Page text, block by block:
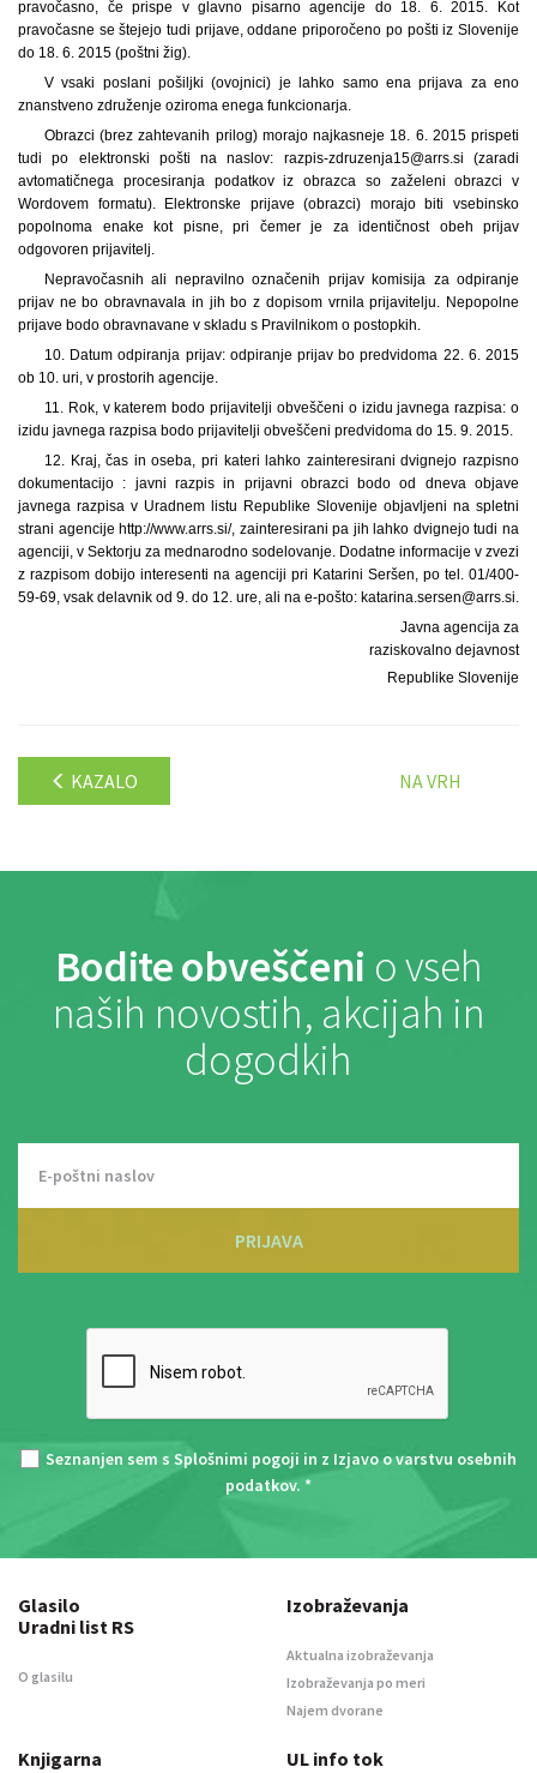
pravočasno, če prispe v glavno pisarno agencije do 18. 6. 2015. Kot
pravočasne se štejejo tudi prijave, oddane priporočeno po pošti iz Slovenije
do 18. 6. 2015 (poštni žig).
V vsaki poslani pošiljki (ovojnici) je lahko samo ena prijava za eno
znanstveno združenje oziroma enega funkcionarja.
Obrazci (brez zahtevanih prilog) morajo najkasneje 18. 6. 2015 prispeti
tudi po elektronski pošti na naslov: razpis-zdruzenja15@arrs.si (zaradi
avtomatičnega procesiranja podatkov iz obrazca so zaželeni obrazci v
Wordovem formatu). Elektronske prijave (obrazci) morajo biti vsebinsko
popolnoma enake kot pisne, pri čemer je za identičnost obeh prijav
odgovoren prijavitelj.
Nepravočasnih ali nepravilno označenih prijav komisija za odpiranje
prijav ne bo obravnavala in jih bo z dopisom vrnila prijavitelju. Nepopolne
prijave bodo obravnavane v skladu s Pravilnikom o postopkih.
10. Datum odpiranja prijav: odpiranje prijav bo predvidoma 22. 6. 2015
ob 10. uri, v prostorih agencije.
11. Rok, v katerem bodo prijavitelji obveščeni o izidu javnega razpisa: o
izidu javnega razpisa bodo prijavitelji obveščeni predvidoma do 15. 9. 2015.
12. Kraj, čas in oseba, pri kateri lahko zainteresirani dvignejo razpisno
dokumentacijo : javni razpis in prijavni obrazci bodo od dneva objave
javnega razpisa v Uradnem listu Republike Slovenije objavljeni na spletni
strani agencije http://www.arrs.si/, zainteresirani pa jih lahko dvignejo tudi na
agenciji, v Sektorju za mednarodno sodelovanje. Dodatne informacije v zvezi
z razpisom dobijo interesenti na agenciji pri Katarini Seršen, po tel. 01/400-
59-69, vsak delavnik od 9. do 12. ure, ali na e-pošto: katarina.sersen@arrs.si.
Javna agencija za
raziskovalno dejavnost
Republike Slovenije
KAZALO NA VRH
Bodite obveščeni o vseh
naših novostih, akcijah in
dogodkih
PRIJAVA
Seznanjen sem s Splošnimi pogoji in z Izjavo o varstvu osebnih
podatkov. *
Glasilo
Uradni list RS
O glasilu
Izobraževanja
Aktualna izobraževanja
Izobraževanja po meri
Najem dvorane
Knjigarna UL info tok